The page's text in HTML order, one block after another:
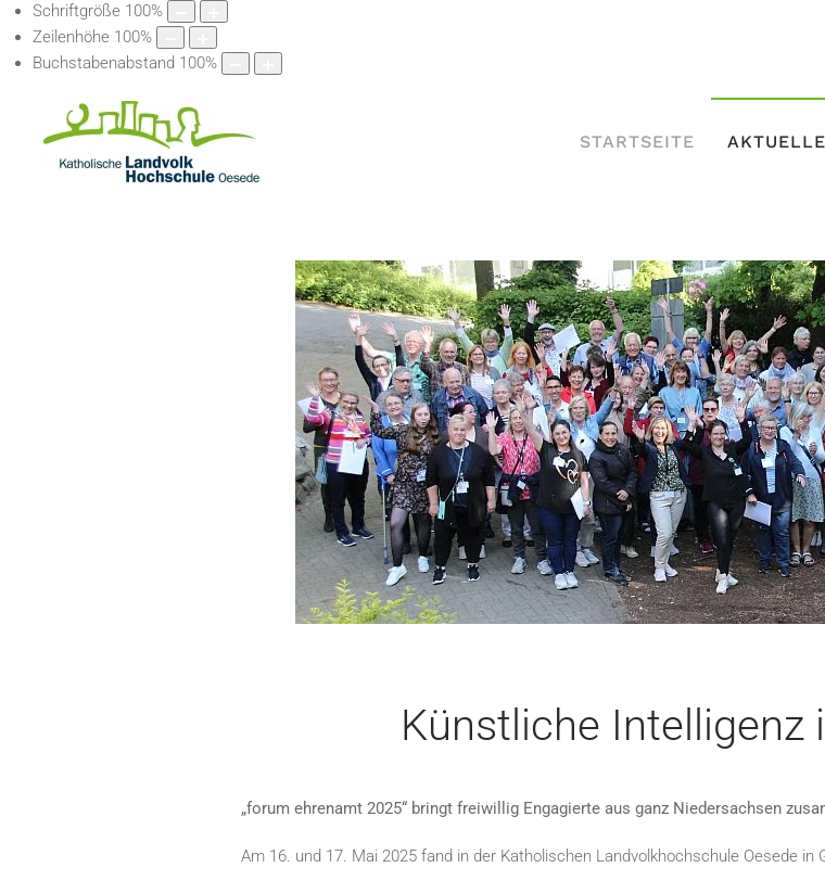
Schriftgröße 100%
Zeilenhöhe 100%
Buchstabenabstand 100%
STARTSEITE
Künstliche Intelligenz
„forum ehrenamt 2025“ bringt freiwillig Engagierte aus ganz Niedersachsen
Am 16. und 17. Mai 2025 fand in der Katholischen Landvolkhochschule Oesede